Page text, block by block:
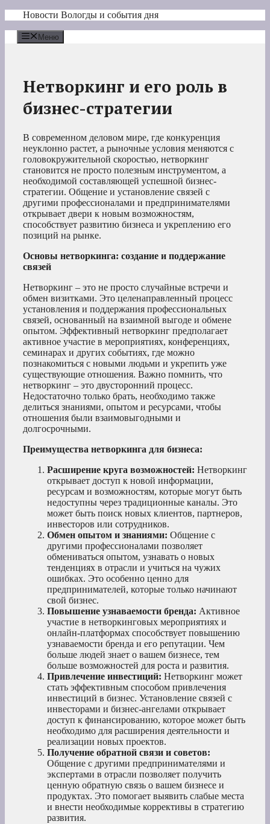
Перейти
содержимому
Новости Вологды и события дня
Меню
Нетворкинг и его роль в
бизнес-стратегии
В современном деловом мире, где конкуренция
неуклонно растет, а рыночные условия меняются с
головокружительной скоростью, нетворкинг
становится не просто полезным инструментом, а
необходимой составляющей успешной бизнес-
стратегии. Общение и установление связей с
другими профессионалами и предпринимателями
открывает двери к новым возможностям,
способствует развитию бизнеса и укреплению его
позиций на рынке.
Основы нетворкинга: создание и поддержание
связей
Нетворкинг – это не просто случайные встречи и
обмен визитками. Это целенаправленный процесс
установления и поддержания профессиональных
связей, основанный на взаимной выгоде и обмене
опытом. Эффективный нетворкинг предполагает
активное участие в мероприятиях, конференциях,
семинарах и других событиях, где можно
познакомиться с новыми людьми и укрепить уже
существующие отношения. Важно помнить, что
нетворкинг – это двусторонний процесс.
Недостаточно только брать, необходимо также
делиться знаниями, опытом и ресурсами, чтобы
отношения были взаимовыгодными и
долгосрочными.
Преимущества нетворкинга для бизнеса:
Расширение круга возможностей: Нетворкинг
открывает доступ к новой информации,
ресурсам и возможностям, которые могут быть
недоступны через традиционные каналы. Это
может быть поиск новых клиентов, партнеров,
инвесторов или сотрудников.
Обмен опытом и знаниями: Общение с
другими профессионалами позволяет
обмениваться опытом, узнавать о новых
тенденциях в отрасли и учиться на чужих
ошибках. Это особенно ценно для
предпринимателей, которые только начинают
свой бизнес.
Повышение узнаваемости бренда: Активное
участие в нетворкинговых мероприятиях и
онлайн-платформах способствует повышению
узнаваемости бренда и его репутации. Чем
больше людей знает о вашем бизнесе, тем
больше возможностей для роста и развития.
Привлечение инвестиций: Нетворкинг может
стать эффективным способом привлечения
инвестиций в бизнес. Установление связей с
инвесторами и бизнес-ангелами открывает
доступ к финансированию, которое может быть
необходимо для расширения деятельности и
реализации новых проектов.
Получение обратной связи и советов:
Общение с другими предпринимателями и
экспертами в отрасли позволяет получить
ценную обратную связь о вашем бизнесе и
продуктах. Это помогает выявить слабые места
и внести необходимые коррективы в стратегию
развития.